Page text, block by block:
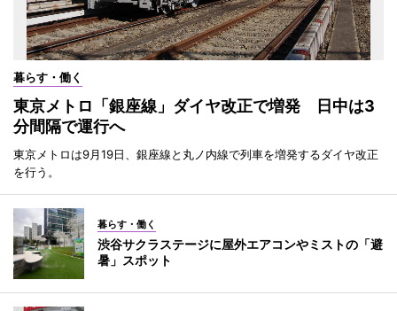
暮らす・働く
東京メトロ「銀座線」ダイヤ改正で増発 日中は3
分間隔で運行へ
東京メトロは9月19日、銀座線と丸ノ内線で列車を増発するダイヤ改正
を行う。
暮らす・働く
渋谷サクラステージに屋外エアコンやミストの「避
暑」スポット